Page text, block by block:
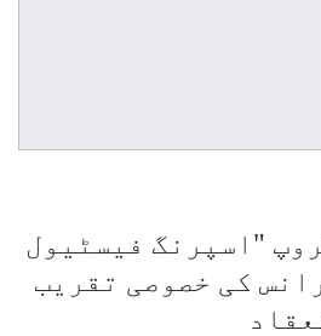
"اسپرنگ فیسٹیول
کی خصوصی تقریب